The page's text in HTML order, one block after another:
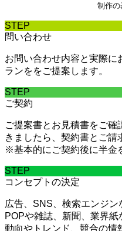
制作の
STEP
問い合わせ
お問い合わせ内容と実際に
ランををご提案します。
STEP
ご契約
ご提案書とお見積書をご
きましたら、契約書とご請
※基本的にご契約後に半金
STEP
コンセプトの決定
広告、SNS、検索エンジ
POPや雑誌、新聞、業界
動向やトレンド、競合の情